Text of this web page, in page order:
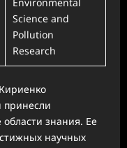
Environmental
Science and
Pollution
Research
принесли
знания. Ее
научных